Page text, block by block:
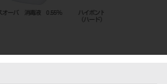
ト
プロビナイス （粉末）50g（粉計